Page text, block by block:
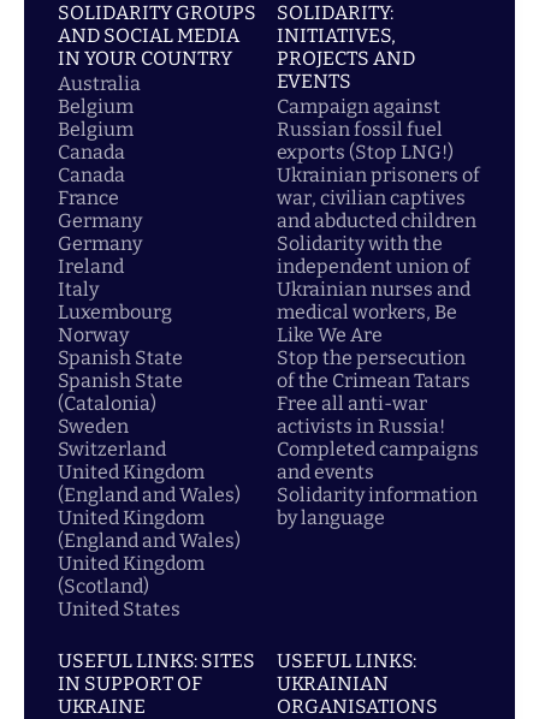
SOLIDARITY GROUPS
AND SOCIAL MEDIA
IN YOUR COUNTRY
Australia
Belgium
Belgium
Canada
Canada
France
Germany
Germany
Ireland
Italy
Luxembourg
Norway
Spanish State
Spanish State
(Catalonia)
Sweden
Switzerland
United Kingdom
(England and Wales)
United Kingdom
(England and Wales)
United Kingdom
(Scotland)
United States
SOLIDARITY:
INITIATIVES,
PROJECTS AND
EVENTS
Campaign against
Russian fossil fuel
exports (Stop LNG!)
Ukrainian prisoners of
war, civilian captives
and abducted children
Solidarity with the
independent union of
Ukrainian nurses and
medical workers, Be
Like We Are
Stop the persecution
of the Crimean Tatars
Free all anti-war
activists in Russia!
Completed campaigns
and events
Solidarity information
by language
USEFUL LINKS: SITES
IN SUPPORT OF
UKRAINE
USEFUL LINKS:
UKRAINIAN
ORGANISATIONS